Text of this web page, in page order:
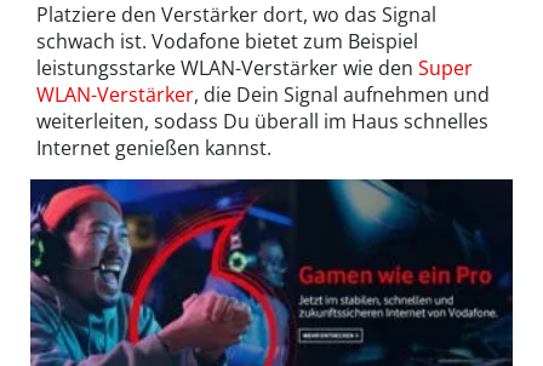
Platziere den Verstärker dort, wo das Signal
schwach ist. Vodafone bietet zum Beispiel
leistungsstarke WLAN-Verstärker wie den Super
WLAN-Verstärker, die Dein Signal aufnehmen und
weiterleiten, sodass Du überall im Haus schnelles
Internet genießen kannst.